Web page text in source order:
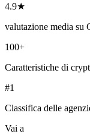
4.9★
valutazione media su
100+
Caratteristiche di
#1
Classifica delle
Vai a